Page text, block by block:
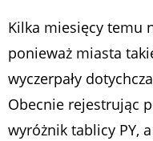
Kilka miesięcy temu
ponieważ miasta
wyczerpały
Obecnie rejestrując
wyróżnik tablicy PY,